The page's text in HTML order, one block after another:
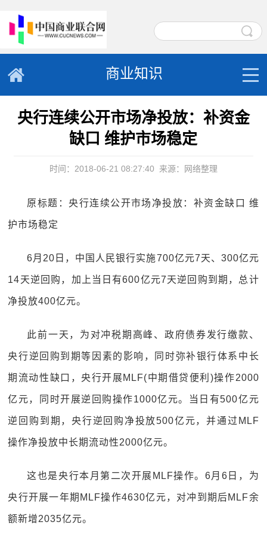
商业知识
央行连续公开市场净投放：补资金
缺口 维护市场稳定
时间：2018-06-21 08:27:40 来源：网络整理
原标题：央行连续公开市场净投放：补资金缺口 维
护市场稳定
6月20日，中国人民银行实施700亿元7天、300亿元
14天逆回购，加上当日有600亿元7天逆回购到期，总计
净投放400亿元。
此前一天，为对冲税期高峰、政府债券发行缴款、
央行逆回购到期等因素的影响，同时弥补银行体系中长
期流动性缺口，央行开展MLF(中期借贷便利)操作2000
亿元，同时开展逆回购操作1000亿元。当日有500亿元
逆回购到期，央行逆回购净投放500亿元，并通过MLF
操作净投放中长期流动性2000亿元。
这也是央行本月第二次开展MLF操作。6月6日，为
央行开展一年期MLF操作4630亿元，对冲到期后MLF余
额新增2035亿元。